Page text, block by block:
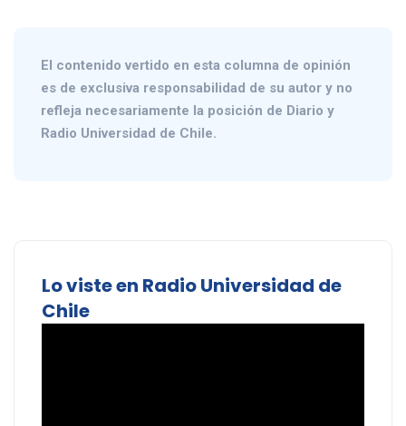
El contenido vertido en esta columna de opinión
es de exclusiva responsabilidad de su autor y no
refleja necesariamente la posición de Diario y
Radio Universidad de Chile.
Lo viste en Radio Universidad de
Chile